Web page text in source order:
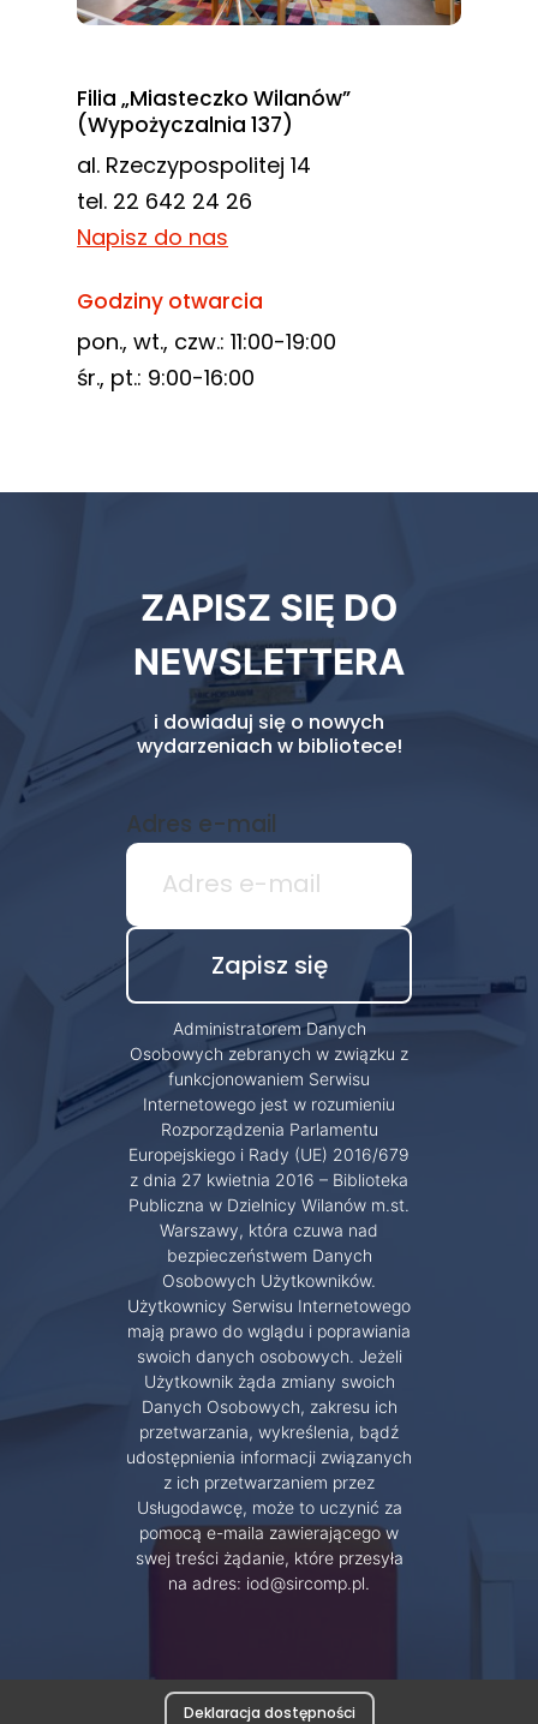
Filia „Miasteczko Wilanów”
(Wypożyczalnia 137)
al. Rzeczypospolitej 14
tel. 22 642 24 26
Napisz do nas
Godziny otwarcia
pon., wt., czw.: 11:00-19:00
śr., pt.: 9:00-16:00
biblioteki
ZAPISZ SIĘ DO
NEWSLETTERA
i dowiaduj się o nowych
wydarzeniach w bibliotece!
Adres e-mail
Administratorem Danych
Osobowych zebranych w związku z
funkcjonowaniem Serwisu
Internetowego jest w rozumieniu
Rozporządzenia Parlamentu
Europejskiego i Rady (UE) 2016/679
z dnia 27 kwietnia 2016 – Biblioteka
Publiczna w Dzielnicy Wilanów m.st.
Warszawy, która czuwa nad
bezpieczeństwem Danych
Osobowych Użytkowników.
Użytkownicy Serwisu Internetowego
mają prawo do wglądu i poprawiania
swoich danych osobowych. Jeżeli
Użytkownik żąda zmiany swoich
Danych Osobowych, zakresu ich
przetwarzania, wykreślenia, bądź
udostępnienia informacji związanych
z ich przetwarzaniem przez
Usługodawcę, może to uczynić za
pomocą e-maila zawierającego w
swej treści żądanie, które przesyła
na adres: iod@sircomp.pl.
Deklaracja dostępności